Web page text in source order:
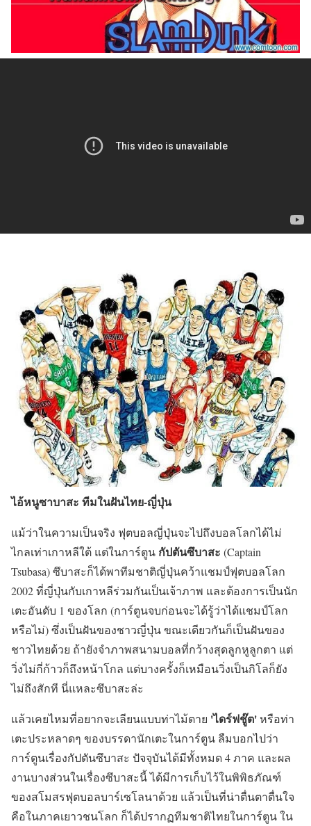
ไอ้หนูซาบาสะ ทีมในฝันไทย-ญี่ปุ่น
แม้ว่าในความเป็นจริง ฟุตบอลญี่ปุ่นจะไปถึงบอลโลกได้ไม่
ไกลเท่าเกาหลีใต้ แต่ในการ์ตูน กัปตันซึบาสะ (Captain
Tsubasa) ซึบาสะก็ได้พาทีมชาติญี่ปุ่นคว้าแชมป์ฟุตบอลโลก
2002 ที่ญี่ปุ่นกับเกาหลีร่วมกันเป็นเจ้าภาพ และต้องการเป็นนัก
เตะอันดับ 1 ของโลก (การ์ตูนจบก่อนจะได้รู้ว่าได้แชมป์โลก
หรือไม่) ซึ่งเป็นฝันของชาวญี่ปุ่น ขณะเดียวกันก็เป็นฝันของ
ชาวไทยด้วย ถ้ายังจำภาพสนามบอลที่กว้างสุดลูกหูลูกตา แต่
วิ่งไม่กี่ก้าวก็ถึงหน้าโกล แต่บางครั้งก็เหมือนวิ่งเป็นกิโลก็ยัง
ไม่ถึงสักที นี่แหละซึบาสะล่ะ
แล้วเคยไหมที่อยากจะเลียนแบบท่าไม้ตาย 'ไดร์ฟชู๊ต'หรือท่า
เตะประหลาดๆ ของบรรดานักเตะในการ์ตูน ลืมบอกไปว่า
การ์ตูนเรื่องกัปตันซึบาสะ ปัจจุบันได้มีทั้งหมด 4 ภาค และผล
งานบางส่วนในเรื่องซึบาสะนี้ ได้มีการเก็บไว้ในพิพิธภัณฑ์
ของสโมสรฟุตบอลบาร์เซโลนาด้วย แล้วเป็นที่น่าตื่นตาตื่นใจ
คือในภาคเยาวชนโลก ก็ได้ปรากฏทีมชาติไทยในการ์ตูน ใน